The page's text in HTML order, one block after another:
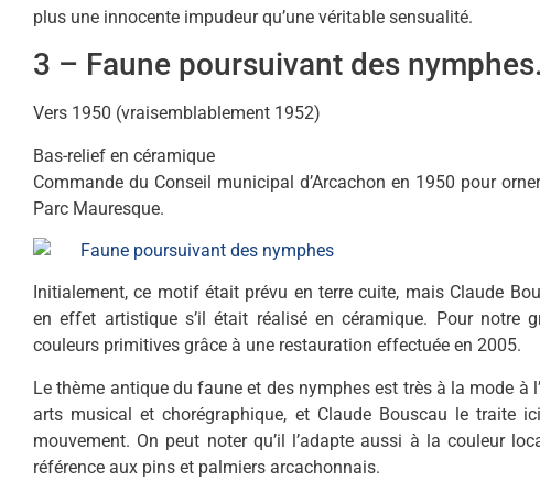
plus une innocente impudeur qu’une véritable sensualité.
3 – Faune poursuivant des nymphes.
Vers 1950 (vraisemblablement 1952)
Bas-relief en céramique
Commande du Conseil municipal d’Arcachon en 1950 pour
Parc Mauresque.
Initialement, ce motif était prévu en terre cuite, mais Claude
en effet artistique s’il était réalisé en céramique. Pour notre
couleurs primitives grâce à une restauration effectuée en 2005.
Le thème antique du faune et des nymphes est très à la mode à
arts musical et chorégraphique, et Claude Bouscau le traite
mouvement. On peut noter qu’il l’adapte aussi à la couleur
référence aux pins et palmiers arcachonnais.